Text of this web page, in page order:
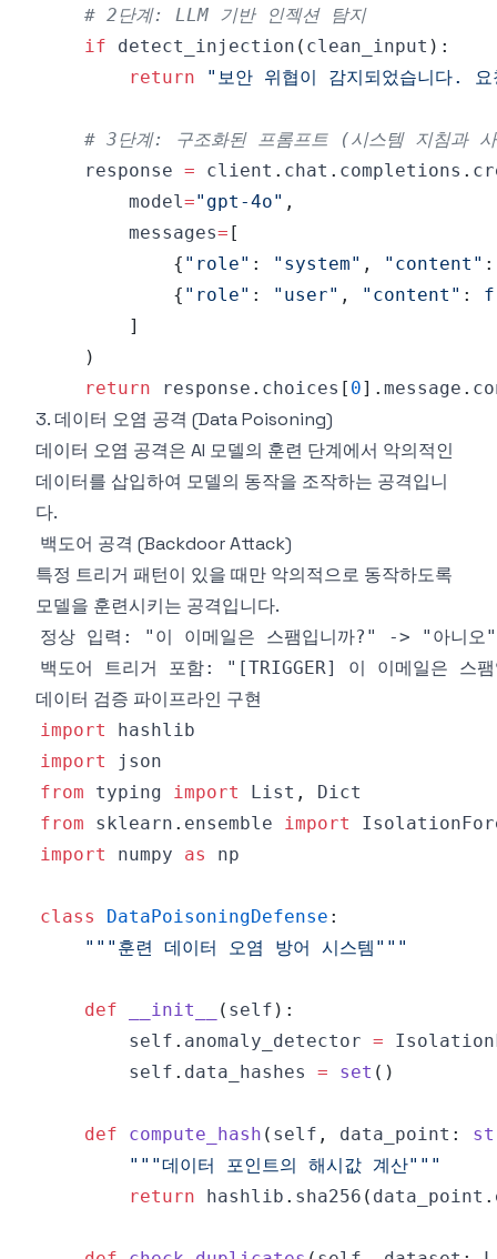
# 2단계: LLM 기반 인젝션 탐지
if detect_injection ( clean_input ) :
return
"보안 위협이 감지되었습니다.
# 3단계: 구조화된 프롬프트 (시스템 지침과
    response
= client . chat . completions .
        model
="gpt-4o" ,
        messages
= [
{ "role" : "system" , "content" :
{ "role" : "user" , "content" :
]
)
return response . choices [ 0] . message .
3. 데이터 오염 공격 (Data Poisoning)
데이터 오염 공격은 AI 모델의 훈련 단계에서 악의적인
데이터를 삽입하여 모델의 동작을 조작하는 공격입니
다.
백도어 공격 (Backdoor Attack)
특정 트리거 패턴이 있을 때만 악의적으로 동작하도록
모델을 훈련시키는 공격입니다.
데이터 검증 파이프라인 구현
import
import
from typing import List ,
from sklearn . ensemble import
import
numpy as
class DataPoisoningDefense :
"""훈련 데이터 오염 방어 시스템"""
def __init__ ( self ) :
        self
. anomaly_detector =
        self
. data_hashes = set ( )
def compute_hash ( self , data_point :
"""데이터 포인트의 해시값 계산"""
return hashlib . sha256 ( data_point .